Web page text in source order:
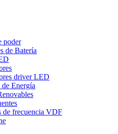
poder
de Batería
driver LED
Energía
de frecuencia VDF